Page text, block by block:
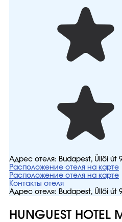
Адрес отеля: Budapest, Üllői út
Расположение отеля на карте
Расположение отеля на карте
Контакты отеля
Адрес отеля: Budapest, Üllői út
HUNGUEST HOTEL